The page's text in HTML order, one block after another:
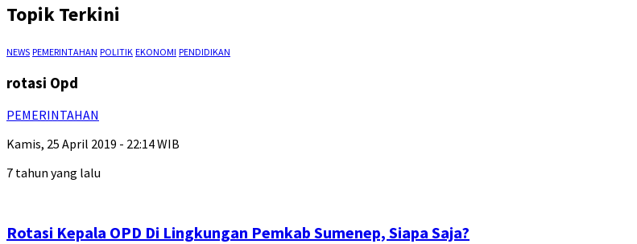
Topik Terkini
NEWS PEMERINTAHAN POLITIK EKONOMI PENDIDIKAN
rotasi Opd
PEMERINTAHAN
Kamis, 25 April 2019 - 22:14 WIB
7 tahun yang lalu
Rotasi Kepala OPD Di Lingkungan Pemkab Sumenep, Siapa Saja?